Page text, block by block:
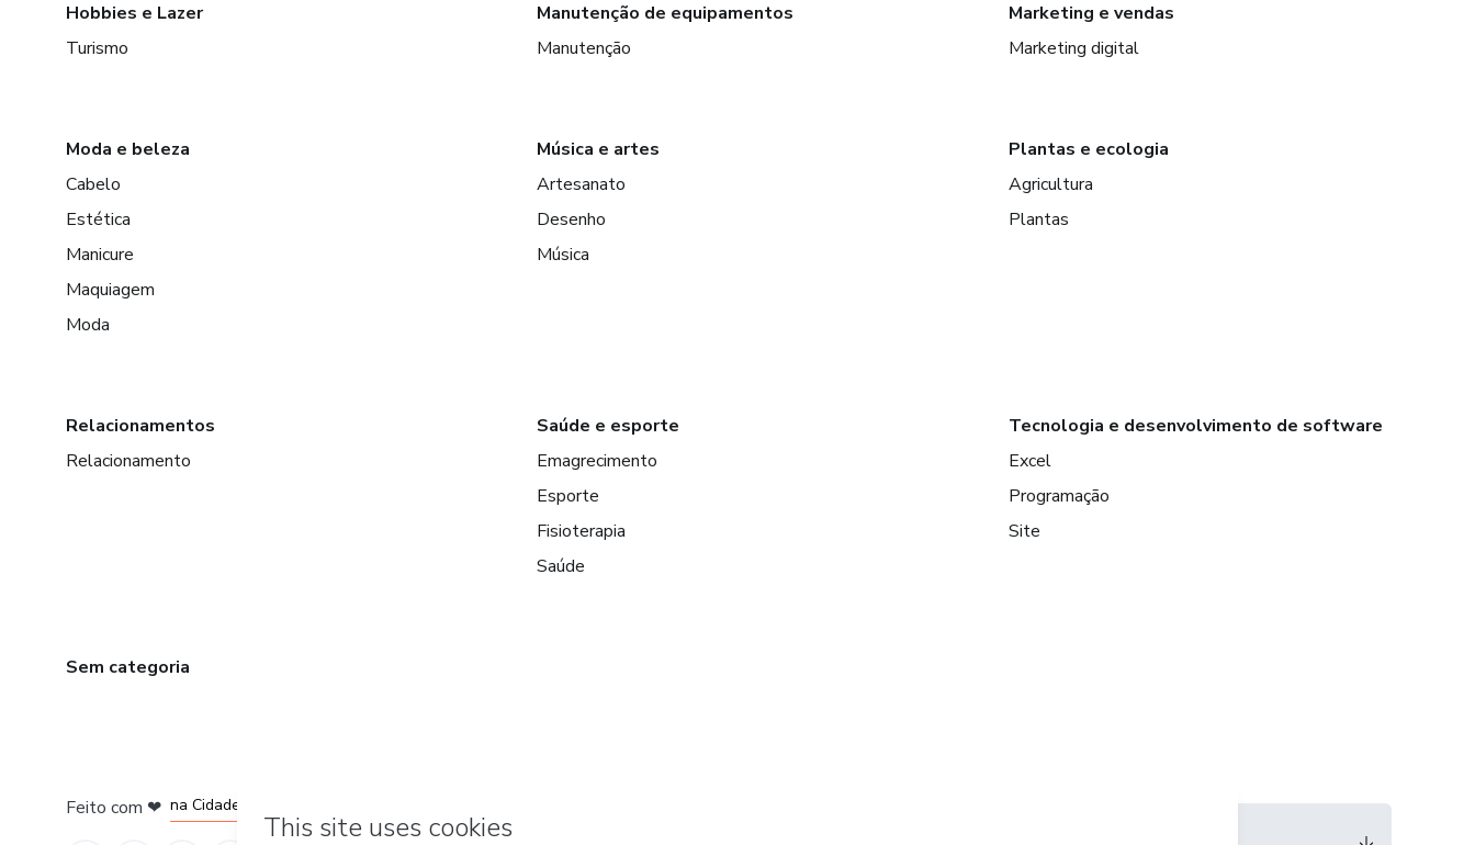
Hobbies e Lazer
Turismo
Manutenção de equipamentos
Manutenção
Marketing e vendas
Marketing digital
Moda e beleza
Cabelo
Estética
Manicure
Maquiagem
Moda
Música e artes
Artesanato
Desenho
Música
Plantas e ecologia
Agricultura
Plantas
Relacionamentos
Relacionamento
Saúde e esporte
Emagrecimento
Esporte
Fisioterapia
Saúde
Tecnologia e desenvolvimento de software
Excel
Programação
Site
Sem categoria
Feito com ❤
em Belo Horizonte
na Cidade do México